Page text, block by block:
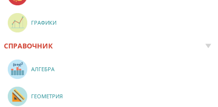
ГРАФИКИ
СПРАВОЧНИК
АЛГЕБРА
ГЕОМЕТРИЯ